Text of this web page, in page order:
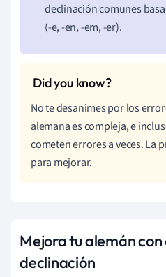
declinación comunes
(-e, -en, -em, -er).
No te desanimes por los
alemana es compleja, e
cometen errores a veces. La
para mejorar.
Mejora tu alemán con
declinación